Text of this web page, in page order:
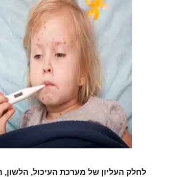
לחלק העליון של מערכת העיכול, הלשון,